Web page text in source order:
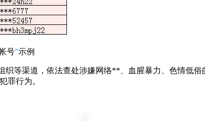
号”示例
织等渠道，依法查处涉嫌网络**、血腥暴力、色情低俗
罪行为。